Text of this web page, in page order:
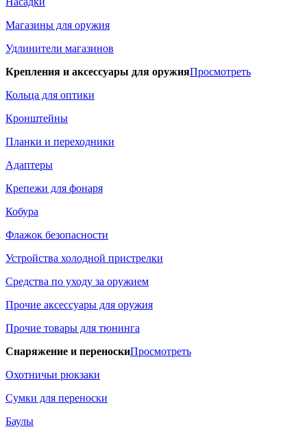
Магазины для оружия
Удлинители магазинов
Крепления и аксессуары для оружияПросмотреть
Кольца для оптики
Кронштейны
Планки и переходники
Адаптеры
Крепежи для фонаря
Кобура
Флажок безопасности
Устройства холодной пристрелки
Средства по уходу за оружием
Прочие аксессуары для оружия
Прочие товары для тюнинга
Снаряжение и переноскиПросмотреть
Охотничьи рюкзаки
Сумки для переноски
Баулы